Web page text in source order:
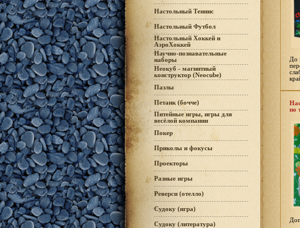
Настольный Теннис
Настольный Футбол
Настольный Хоккей и
АэроХоккей
Научно-познавательные
наборы
Неокуб - магнитный
конструктор (Neocube)
Пазлы
Петанк (бочче)
Питейные игры, игры для
весёлой компании
Покер
Приколы и фокусы
Проекторы
Разные игры
Реверси (отелло)
Судоку (игра)
Судоку (литература)
До
по